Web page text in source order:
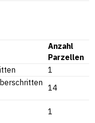
Anzahl
Parzellen
1
14
1